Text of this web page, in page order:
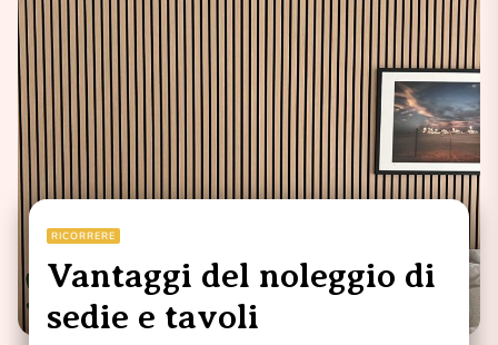
RICORRERE
Vantaggi del noleggio di
sedie e tavoli